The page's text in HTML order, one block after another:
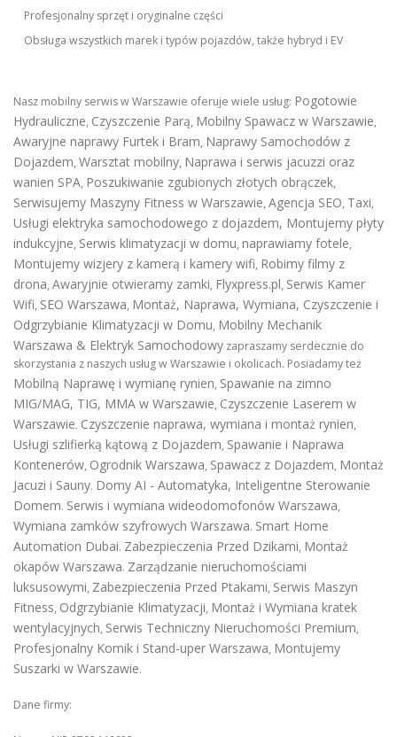
Profesjonalny sprzęt i oryginalne części
Obsługa wszystkich marek i typów pojazdów, także hybryd i EV
Nasz mobilny serwis w Warszawie oferuje wiele usług: Pogotowie
Hydrauliczne, Czyszczenie Parą, Mobilny Spawacz w Warszawie,
Awaryjne naprawy Furtek i Bram, Naprawy Samochodów z
Dojazdem, Warsztat mobilny, Naprawa i serwis jacuzzi oraz
wanien SPA, Poszukiwanie zgubionych złotych obrączek,
Serwisujemy Maszyny Fitness w Warszawie, Agencja SEO, Taxi,
Usługi elektryka samochodowego z dojazdem, Montujemy płyty
indukcyjne, Serwis klimatyzacji w domu, naprawiamy fotele,
Montujemy wizjery z kamerą i kamery wifi, Robimy filmy z
drona, Awaryjnie otwieramy zamki, Flyxpress.pl, Serwis Kamer
Wifi, SEO Warszawa, Montaż, Naprawa, Wymiana, Czyszczenie i
Odgrzybianie Klimatyzacji w Domu, Mobilny Mechanik
Warszawa & Elektryk Samochodowy zapraszamy serdecznie do
skorzystania z naszych usług w Warszawie i okolicach. Posiadamy też
Mobilną Naprawę i wymianę rynien, Spawanie na zimno
MIG/MAG, TIG, MMA w Warszawie, Czyszczenie Laserem w
Warszawie. Czyszczenie naprawa, wymiana i montaż rynien,
Usługi szlifierką kątową z Dojazdem, Spawanie i Naprawa
Kontenerów, Ogrodnik Warszawa, Spawacz z Dojazdem, Montaż
Jacuzi i Sauny. Domy AI - Automatyka, Inteligentne Sterowanie
Domem. Serwis i wymiana wideodomofonów Warszawa,
Wymiana zamków szyfrowych Warszawa. Smart Home
Automation Dubai. Zabezpieczenia Przed Dzikami, Montaż
okapów Warszawa. Zarządzanie nieruchomościami
luksusowymi, Zabezpieczenia Przed Ptakami, Serwis Maszyn
Fitness, Odgrzybianie Klimatyzacji, Montaż i Wymiana kratek
wentylacyjnych, Serwis Techniczny Nieruchomości Premium,
Profesjonalny Komik i Stand-uper Warszawa, Montujemy
Suszarki w Warszawie.
Dane firmy: